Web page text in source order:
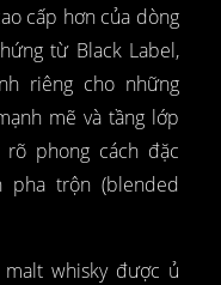
cấp hơn của dòng
từ Black Label,
riêng cho những
mẽ và tầng lớp
phong cách đặc
pha trộn (blended
whisky được ủ